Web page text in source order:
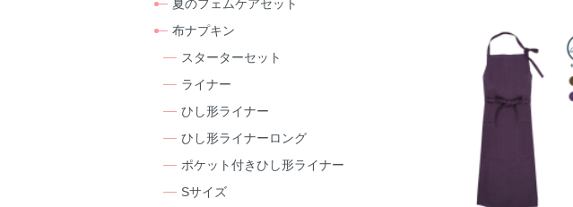
夏のフェムケアセット
布ナプキン
スターターセット
ライナー
ひし形ライナー
ひし形ライナーロング
ポケット付きひし形ライナー
Sサイズ